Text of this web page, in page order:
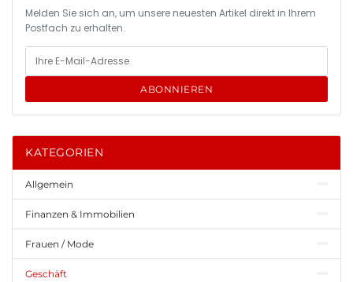
Melden Sie sich an, um unsere neuesten Artikel direkt in Ihrem
Postfach zu erhalten.
ABONNIEREN
KATEGORIEN
Allgemein
Finanzen & Immobilien
Frauen / Mode
Geschäft